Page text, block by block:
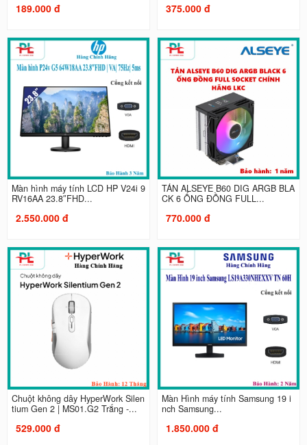
189.000 đ 375.000 đ
Màn hình máy tính LCD HP V24i 9
RV16AA 23.8″FHD...
2.550.000 đ
TẢN ALSEYE B60 DIG ARGB BLA
CK 6 ỐNG ĐỒNG FULL...
770.000 đ
Chuột không dây HyperWork Silen
tium Gen 2 | MS01.G2 Trắng -...
529.000 đ
Màn Hình máy tính Samsung 19 i
nch Samsung...
1.850.000 đ